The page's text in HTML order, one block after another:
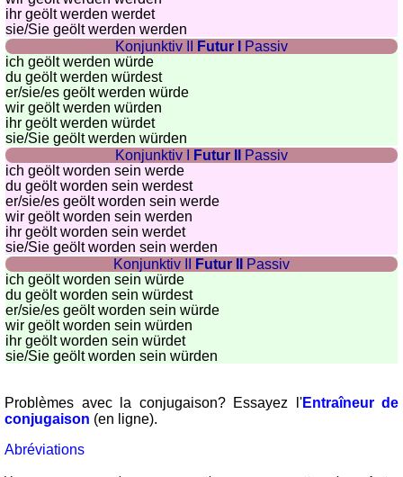
animaux
les
différences
ihr geölt werden werdet
sie/Sie geölt werden werden
Konjunktiv II
Futur I
Passiv
ich geölt werden würde
du geölt werden würdest
er/sie/es geölt werden würde
wir geölt werden würden
ihr geölt werden würdet
sie/Sie geölt werden würden
Konjunktiv I
Futur II
Passiv
ich geölt worden sein werde
du geölt worden sein werdest
er/sie/es geölt worden sein werde
wir geölt worden sein werden
ihr geölt worden sein werdet
sie/Sie geölt worden sein werden
Konjunktiv II
Futur II
Passiv
ich geölt worden sein würde
du geölt worden sein würdest
er/sie/es geölt worden sein würde
wir geölt worden sein würden
ihr geölt worden sein würdet
sie/Sie geölt worden sein würden
Problèmes avec la conjugaison? Essayez l'Entraîneur de
conjugaison (en ligne).
Abréviations